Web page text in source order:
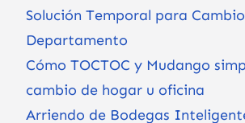
Solución Temporal para
Departamento
Cómo TOCTOC y Mudango
cambio de hogar u oficina
Arriendo de Bodegas